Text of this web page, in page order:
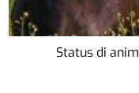
Status di